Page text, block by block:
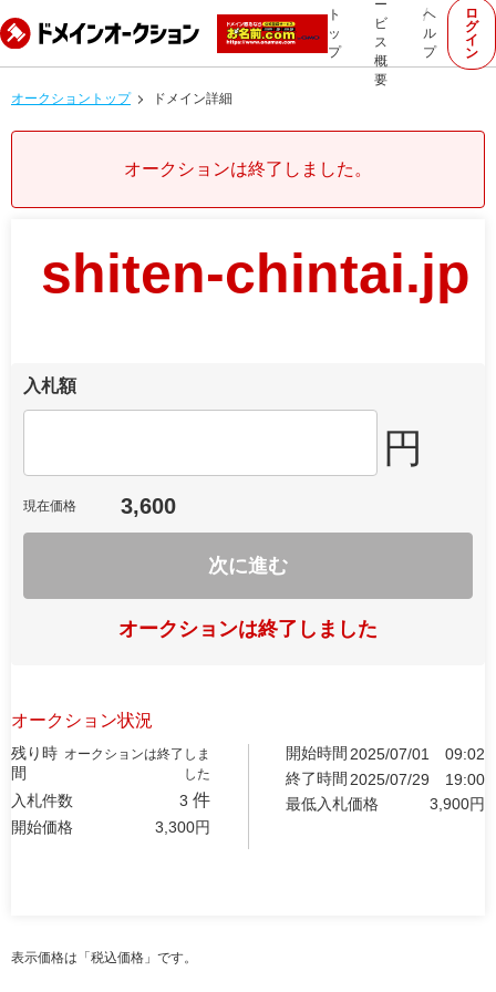
ト
ッ
プ
ー
ビ
ス
概
要
ヘ
ル
プ
ロ
グ
イ
ン
オークショントップ ドメイン詳細
オークションは終了しました。
shiten-chintai.jp
入札額
円
現在価格 3,600
次に進む
オークションは終了しました
オークション状況
残り時
間
オークションは終了しま
した
入札件数 3 件
開始価格 3,300円
開始時間 2025/07/01
09:02
終了時間 2025/07/29
19:00
最低入札価格
3,900円
表示価格は「税込価格」です。